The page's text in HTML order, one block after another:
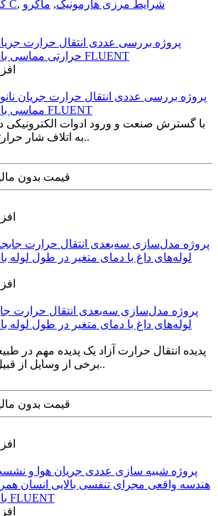
زبان C, شرایط مرزی هارمونیک, ماکرو
پروژه بررسی عددی انتقال حرارت جریان
مماسی با استفاده از نرم افزار FLUENT
با گسترش صنعت و ورود ادوات الکترونیکی
به اتلاف شار حرارتی بالا دارند و با توجه..
قیمت بدون مالیات:
پروژه مدل‌سازی سه‌بعدی انتقال حرارت
لوله‌های داغ با دمای متغیر در طول لوله با
پدیده انتقال حرارت آزاد یک پدیده مهم
برخی از وسایل از قبیل لوله توپ، اسلحه‌ها..
قیمت بدون مالیات: